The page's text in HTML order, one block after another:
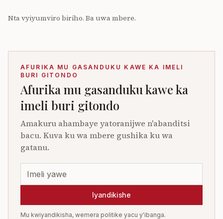
Nta vyiyumviro biriho. Ba uwa mbere.
AFURIKA MU GASANDUKU KAWE KA IMELI
BURI GITONDO
Afurika mu gasanduku kawe ka
imeli buri gitondo
Amakuru ahambaye yatoranijwe n'abanditsi
bacu. Kuva ku wa mbere gushika ku wa
gatanu.
Iyandikishe
Mu kwiyandikisha, wemera politike yacu y'ibanga.